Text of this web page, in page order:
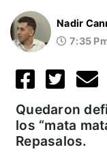
Nadir
7:35
Quedaron
los “mata
Repasalos.